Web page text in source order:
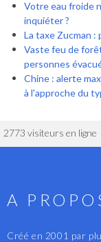
Votre eau froide
inquiéter ?
La taxe Zucman :
Vaste feu de
personnes
Chine : alerte
à l'approche du
2773 visiteurs en ligne
A
Créé en 2001 par